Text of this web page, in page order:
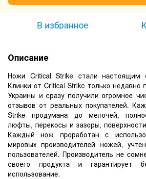
В избранное
Описание
Ножи Critical Strike стали настоящим
Клинки от Critical Strike только недавно
Украины и сразу получили огромное
отзывов от реальных покупателей.
Strike продумана до мелочей,
люфты, перекосы и зазоры,
Каждый нож проработан с
мировых производителей ножей,
пользователей. Производитель не
своего продукта и гарантирует
использование.